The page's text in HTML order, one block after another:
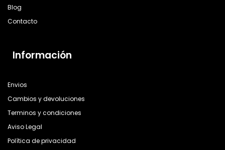
Blog
Contacto
Información
Envios
Cambios y devoluciones
Terminos y condiciones
Aviso Legal
Política de privacidad